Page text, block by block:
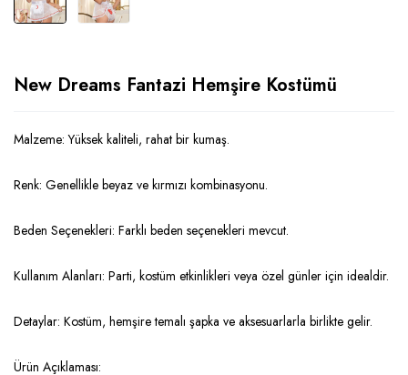
New Dreams Fantazi Hemşire Kostümü
Malzeme: Yüksek kaliteli, rahat bir kumaş.
Renk: Genellikle beyaz ve kırmızı kombinasyonu.
Beden Seçenekleri: Farklı beden seçenekleri mevcut.
Kullanım Alanları: Parti, kostüm etkinlikleri veya özel günler için idealdir.
Detaylar: Kostüm, hemşire temalı şapka ve aksesuarlarla birlikte gelir.
Ürün Açıklaması: